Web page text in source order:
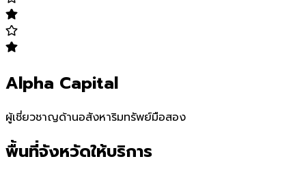
Alpha Capital
ผู้เชี่ยวชาญด้านอสังหาริมทรัพย์มือสอง
พื้นที่จังหวัดให้บริการ